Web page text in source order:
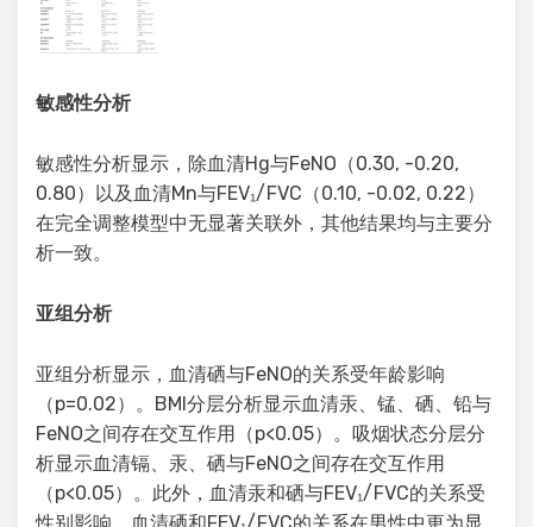
敏感性分析
敏感性分析显示，除血清Hg与FeNO（0.30, -0.20,
0.80）以及血清Mn与FEV₁/FVC（0.10, -0.02, 0.22）
在完全调整模型中无显著关联外，其他结果均与主要分
析一致。
亚组分析
亚组分析显示，血清硒与FeNO的关系受年龄影响
（p=0.02）。BMI分层分析显示血清汞、锰、硒、铅与
FeNO之间存在交互作用（p<0.05）。吸烟状态分层分
析显示血清镉、汞、硒与FeNO之间存在交互作用
（p<0.05）。此外，血清汞和硒与FEV₁/FVC的关系受